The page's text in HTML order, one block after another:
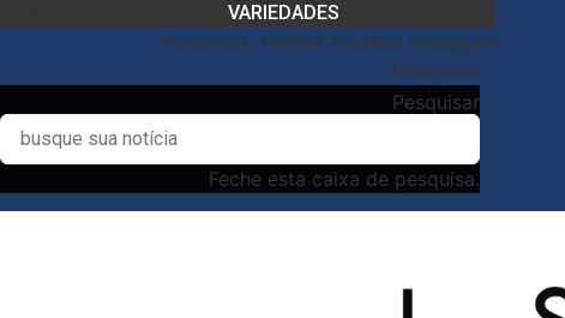
VARIEDADES
Facebook Twitter Youtube Instagram
Pesquisar
Pesquisar
Feche esta caixa de pesquisa.